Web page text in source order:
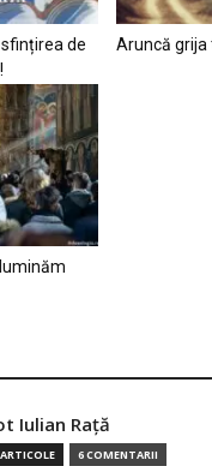
de
Aruncă grija
Iulian Raţă
6 COMENTARII